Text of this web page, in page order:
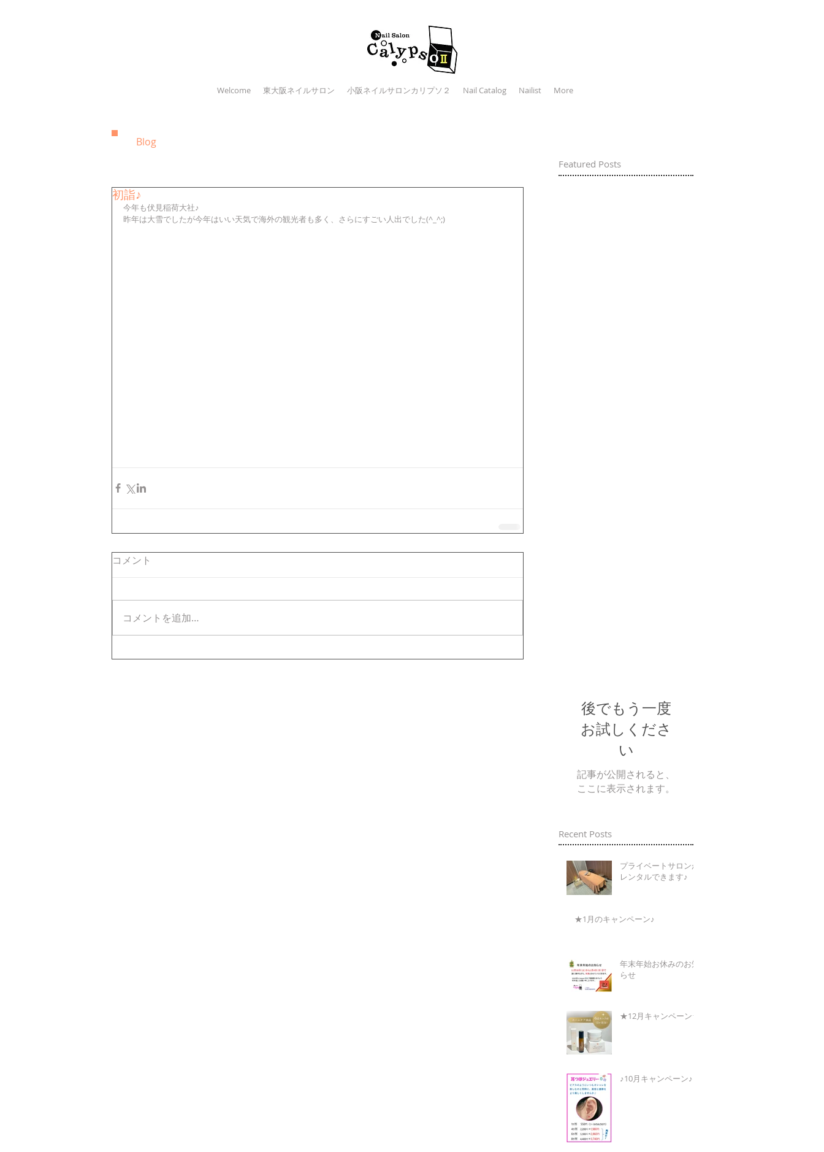
Welcome 東大阪ネイルサロン 小阪ネイルサロンカリプソ２ Nail Catalog Nailist More
Blog
Featured Posts
初詣♪
今年も伏見稲荷大社♪
昨年は大雪でしたが今年はいい天気で海外の観光者も多く、さらにすごい人出でした(^_^;)
コメント
コメントを追加…
後でもう一度
お試しくださ
い
記事が公開されると、
ここに表示されます。
Recent Posts
プライベートサロンが
レンタルできます♪
★1月のキャンペーン♪
年末年始お休みのお知
らせ
★12月キャンペーン★
♪10月キャンペーン♪